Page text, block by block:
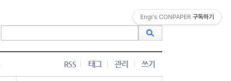
RSS 태그 관리 쓰기
Engi's CONPAPER 구독하기